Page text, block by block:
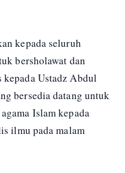
kepada seluruh
bersholawat dan
kepada Ustadz Abdul
bersedia datang untuk
Islam kepada
ilmu pada malam